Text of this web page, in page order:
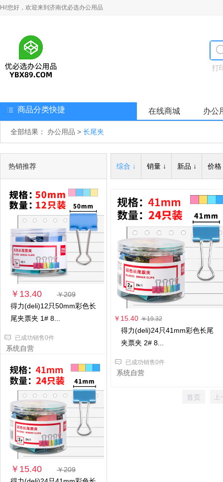
Hi!您好，欢迎来到济南优必选办公用品
打
商品分类快捷 在线商城 办公
全部结果： 办公用品 > 长尾夹
热销推荐
￥13.40
￥209
得力(deli)12只50mm彩色长
尾夹票夹 1# 8...
已成功销售0件
系统自营
￥15.40
￥209
综合 ↓ 销量 ↓ 新品 ↓ 价格
￥15.40 ￥19.32
得力(deli)24只41mm彩色长尾
夹票夹 2# 8...
已成功销售0件
系统自营
首页 上